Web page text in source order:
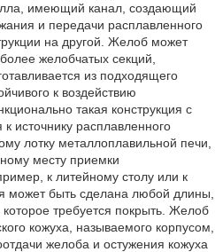
имеющий канал, создающий
и передачи расплавленного
на другой. Желоб может
желобчатых секций,
из подходящего
к воздействию
такая конструкция с
источнику расплавленного
лотку металлоплавильной печи,
месту приемки
к литейному столу или к
может быть сделана любой длины,
требуется покрыть. Желоб
кожуха, называемого корпусом,
желоба и остужения кожуха